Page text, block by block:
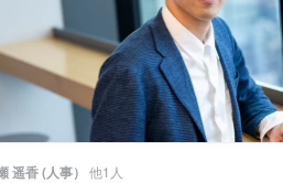
遥香 (人事） 他1人